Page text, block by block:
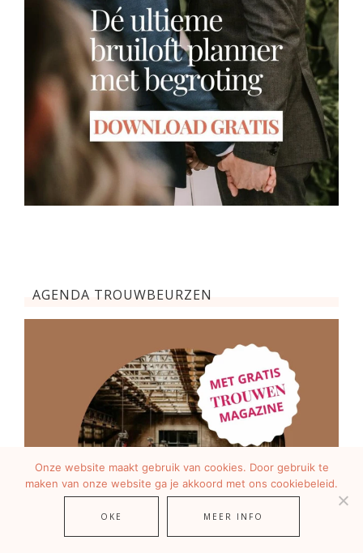
AGENDA TROUWBEURZEN
Onze website maakt gebruik van cookies. Door gebruik te
maken van onze website ga je akkoord met ons cookiebeleid.
OKE MEER INFO